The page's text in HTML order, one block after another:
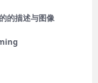
的描述与图像